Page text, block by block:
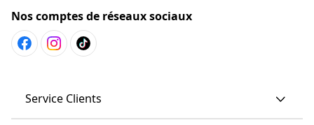
Nos comptes de réseaux sociaux
Service Clients